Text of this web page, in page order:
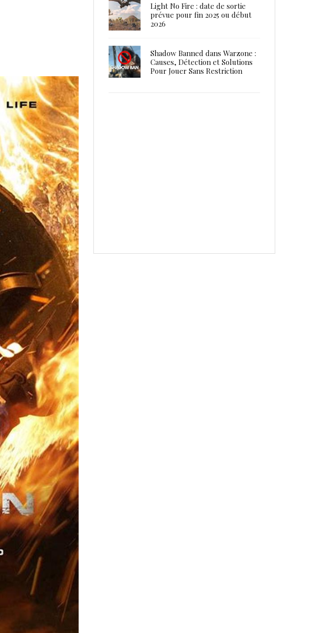
Light No Fire : date de sortie
prévue pour fin 2025 ou début
2026
Shadow Banned dans Warzone :
Causes, Détection et Solutions
Pour Jouer Sans Restriction